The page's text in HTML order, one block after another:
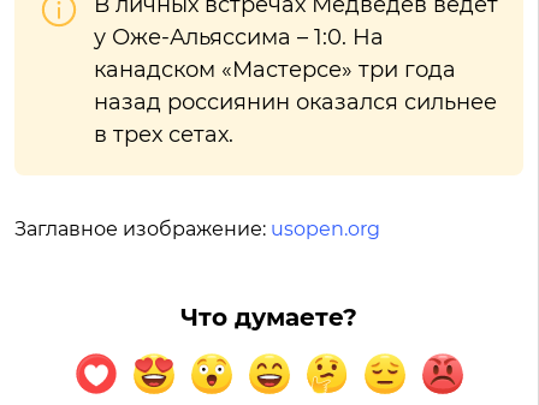
В личных встречах Медведев ведет
у Оже-Альяссима – 1:0. На
канадском «Мастерсе» три года
назад россиянин оказался сильнее
в трех сетах.
Заглавное изображение: usopen.org
Что думаете?